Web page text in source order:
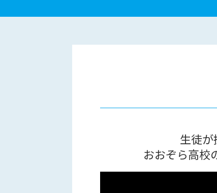
生徒が
おおぞら高校